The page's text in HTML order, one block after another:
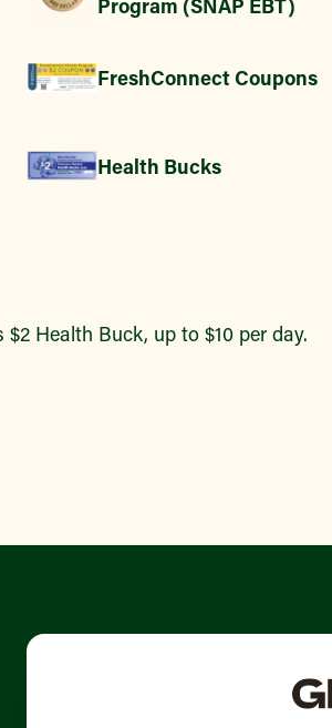
FreshConnect Coupons
Health Bucks
Health Buck, up to $10 per day.